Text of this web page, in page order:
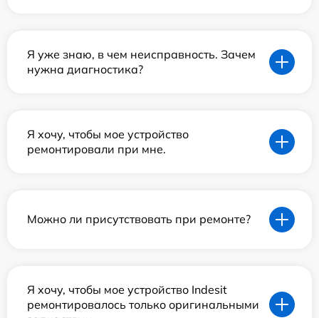
Я уже знаю, в чем неисправность. Зачем
нужна диагностика?
Я хочу, чтобы мое устройство
ремонтировали при мне.
Можно ли присутствовать при ремонте?
Я хочу, чтобы мое устройство Indesit
ремонтировалось только оригинальными